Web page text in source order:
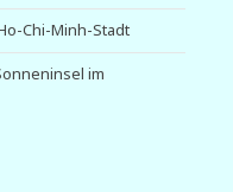
Chi-Minh-Stadt
im